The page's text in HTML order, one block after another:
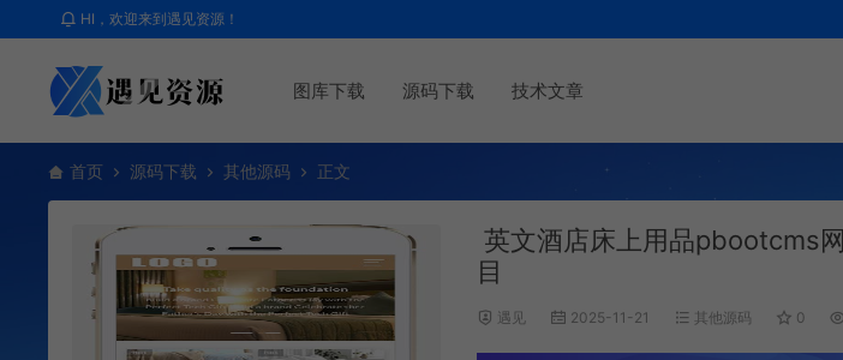
HI，欢迎来到遇见资源！
图库下载 源码下载 技术文章
首页 源码下载 其他源码 正文
英文酒店床上用品pbootcms
目
遇见 2025-11-21 其他源码 0